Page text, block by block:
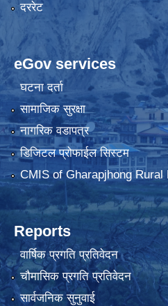
दररेट
eGov services
घटना दर्ता
सामाजिक सुरक्षा
नागरिक वडापत्र
डिजिटल प्रोफाईल सिस्टम
CMIS of Gharapjhong Rural
Reports
वार्षिक प्रगति प्रतिवेदन
चौमासिक प्रगति प्रतिवेदन
सार्वजनिक सुनुवाई